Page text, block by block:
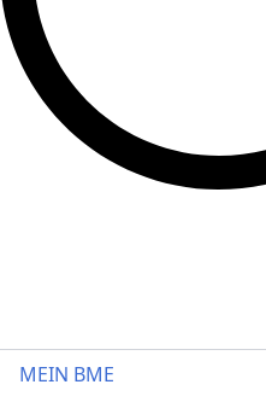
MEIN BME